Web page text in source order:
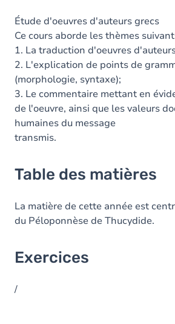
Étude d'oeuvres d'auteurs grecs
Ce cours aborde les thèmes
1. La traduction d'oeuvres
2. L'explication de points de
(morphologie, syntaxe);
3. Le commentaire mettant en
de l'oeuvre, ainsi que les valeurs
humaines du message
transmis.
Table des matières
La matière de cette année est
du Péloponnèse de Thucydide.
Exercices
/